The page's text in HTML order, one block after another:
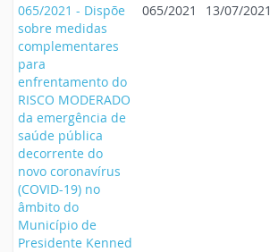
065/2021 - Dispõe
sobre medidas
complementares
para
enfrentamento do
RISCO MODERADO
da emergência de
saúde pública
decorrente do
novo coronavírus
(COVID-19) no
âmbito do
Município de
Presidente Kenned
065/2021 13/07/2021